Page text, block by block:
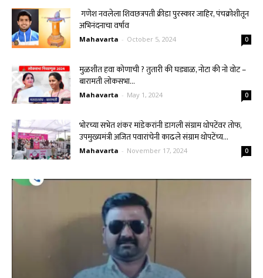
गणेश नवलेला शिवछत्रपती क्रीडा पुरस्कार जाहिर, पंचक्रोशीतून
अभिनंदनाचा वर्षाव
Mahavarta - October 5, 2024 0
मुळशीत हवा कोणाची ? तुतारी की घड्याळ, नोटा की नो वोट –
बारामती लोकसभा...
Mahavarta - May 1, 2024 0
भोरच्या सभेत शंकर मांडेकरांनी डागली संग्राम थोपटेंवर तोफ,
उपमुख्यमंत्री अजित पवारांचेनी काढले संग्राम थोपटेंच्य...
Mahavarta - November 17, 2024 0